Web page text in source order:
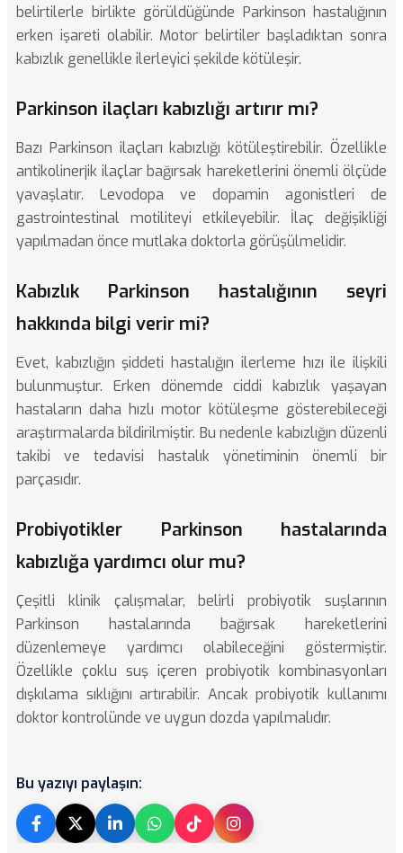
belirtilerle birlikte görüldüğünde Parkinson hastalığının
erken işareti olabilir. Motor belirtiler başladıktan sonra
kabızlık genellikle ilerleyici şekilde kötüleşir.
Parkinson ilaçları kabızlığı artırır mı?
Bazı Parkinson ilaçları kabızlığı kötüleştirebilir. Özellikle
antikolinerjik ilaçlar bağırsak hareketlerini önemli ölçüde
yavaşlatır. Levodopa ve dopamin agonistleri de
gastrointestinal motiliteyi etkileyebilir. İlaç değişikliği
yapılmadan önce mutlaka doktorla görüşülmelidir.
Kabızlık Parkinson hastalığının seyri
hakkında bilgi verir mi?
Evet, kabızlığın şiddeti hastalığın ilerleme hızı ile ilişkili
bulunmuştur. Erken dönemde ciddi kabızlık yaşayan
hastaların daha hızlı motor kötüleşme gösterebileceği
araştırmalarda bildirilmiştir. Bu nedenle kabızlığın düzenli
takibi ve tedavisi hastalık yönetiminin önemli bir
parçasıdır.
Probiyotikler Parkinson hastalarında
kabızlığa yardımcı olur mu?
Çeşitli klinik çalışmalar, belirli probiyotik suşlarının
Parkinson hastalarında bağırsak hareketlerini
düzenlemeye yardımcı olabileceğini göstermiştir.
Özellikle çoklu suş içeren probiyotik kombinasyonları
dışkılama sıklığını artırabilir. Ancak probiyotik kullanımı
doktor kontrolünde ve uygun dozda yapılmalıdır.
Bu yazıyı paylaşın: